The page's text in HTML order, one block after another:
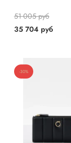
35 704 руб
51 005 руб
-30%